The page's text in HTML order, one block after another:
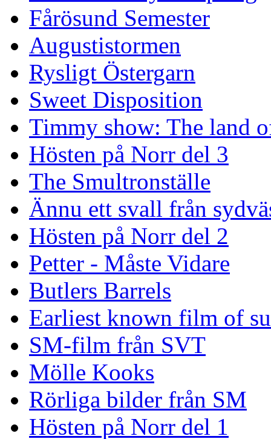
Fårösund Semester
Augustistormen
Rysligt Östergarn
Sweet Disposition
Timmy show: The land
Hösten på Norr del 3
The Smultronställe
Ännu ett svall från
Hösten på Norr del 2
Petter - Måste Vidare
Butlers Barrels
Earliest known film of
SM-film från SVT
Mölle Kooks
Rörliga bilder från SM
Hösten på Norr del 1